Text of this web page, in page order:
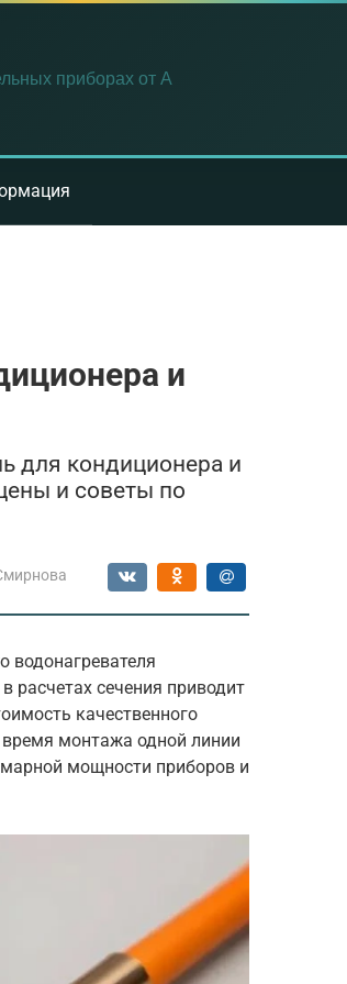
приборах от А
и
для кондиционера и
и советы по
водонагревателя
расчетах сечения приводит
качественного
время монтажа одной линии
мощности приборов и